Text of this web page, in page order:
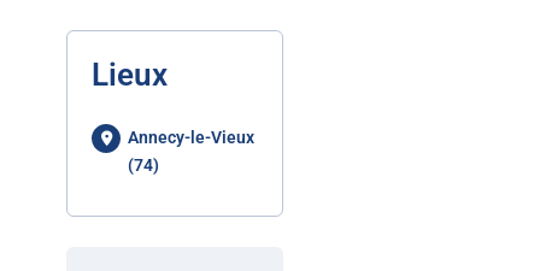
Lieux
Annecy-le-Vieux
(74)